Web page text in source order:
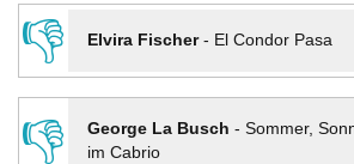
👎
Elvira Fischer- El Condor Pasa
👎
George La Busch - Sommer,
im Cabrio